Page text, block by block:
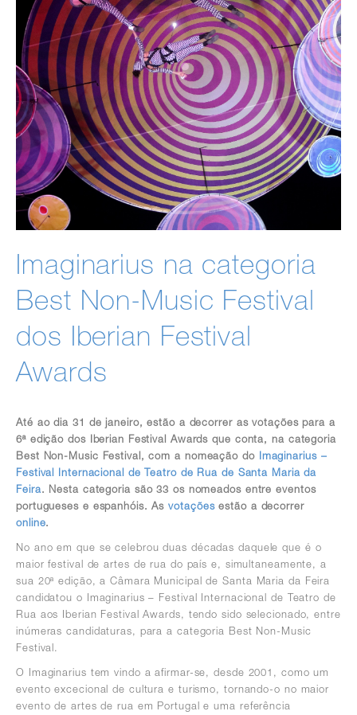
Imaginarius na categoria
Best Non-Music Festival
dos Iberian Festival
Awards
Até ao dia 31 de janeiro, estão a decorrer as votações para a
6ª edição dos Iberian Festival Awards que conta, na categoria
Best Non-Music Festival, com a nomeação do Imaginarius –
Festival Internacional de Teatro de Rua de Santa Maria da
Feira. Nesta categoria são 33 os nomeados entre eventos
portugueses e espanhóis. Asvotaçõesestão a decorrer
online.
No ano em que se celebrou duas décadas daquele que é o
maior festival de artes de rua do país e, simultaneamente, a
sua 20ª edição, a Câmara Municipal de Santa Maria da Feira
candidatou o Imaginarius – Festival Internacional de Teatro de
Rua aos Iberian Festival Awards, tendo sido selecionado, entre
inúmeras candidaturas, para a categoria Best Non-Music
Festival.
O Imaginarius tem vindo a afirmar-se, desde 2001, como um
evento excecional de cultura e turismo, tornando-o no maior
evento de artes de rua em Portugal e uma referência